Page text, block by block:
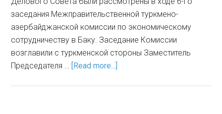
заседания Межправительственной туркмено-
азербайджанской комиссии по экономическому
сотрудничеству в Баку. Заседание Комиссии
возглавили с туркменской стороны Заместитель
Председателя … [Read more...]